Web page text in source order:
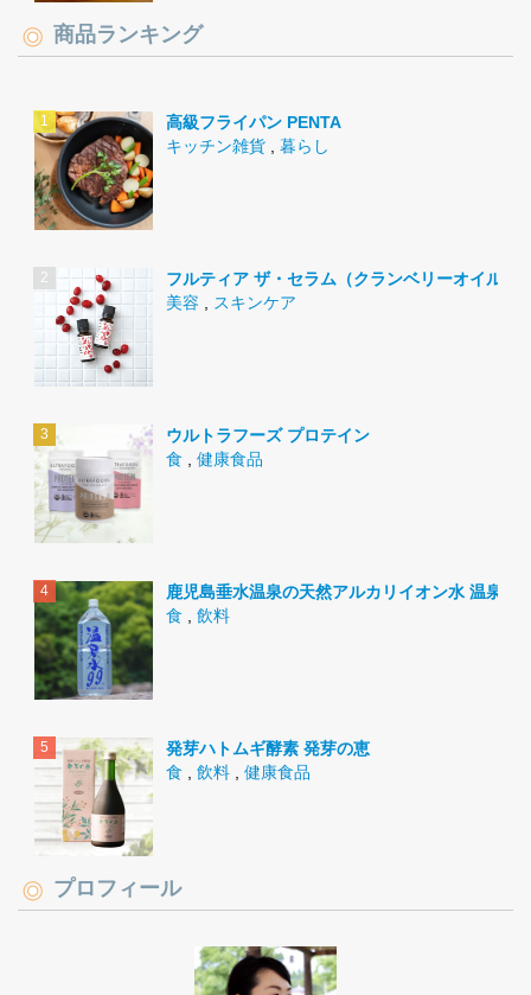
商品ランキング
高級フライパン PENTA
キッチン雑貨
暮らし
フルティア ザ・セラム（クランベリーオイル）
美容
スキンケア
ウルトラフーズ プロテイン
食
健康食品
鹿児島垂水温泉の天然アルカリイオン水 温泉水
食
飲料
発芽ハトムギ酵素 発芽の恵
食
飲料 健康食品
プロフィール